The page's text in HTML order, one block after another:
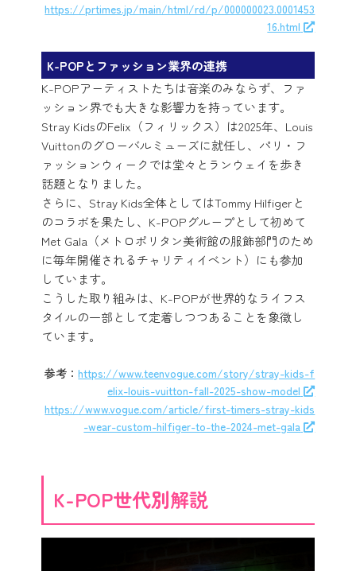
https://prtimes.jp/main/html/rd/p/000000023.0001453
16.html
K-POPとファッション業界の連携
K-POPアーティストたちは音楽のみならず、ファ
ッション界でも大きな影響力を持っています。
Stray KidsのFelix（フィリックス）は2025年、Louis
Vuittonのグローバルミューズに就任し、パリ・フ
ァッションウィークでは堂々とランウェイを歩き
話題となりました。
さらに、Stray Kids全体としてはTommy Hilfigerと
のコラボを果たし、K-POPグループとして初めて
Met Gala（メトロポリタン美術館の服飾部門のため
に毎年開催されるチャリティイベント）にも参加
しています。
こうした取り組みは、K-POPが世界的なライフス
タイルの一部として定着しつつあることを象徴し
ています。
参考：https://www.teenvogue.com/story/stray-kids-f
elix-louis-vuitton-fall-2025-show-model
https://www.vogue.com/article/first-timers-stray-kids
-wear-custom-hilfiger-to-the-2024-met-gala
K-POP世代別解説